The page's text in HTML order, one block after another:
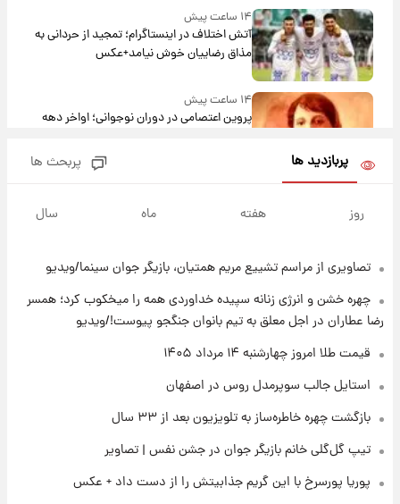
۱۴ ساعت پیش
آتش اختلاف در اینستاگرام؛ تمجید از حردانی به
مذاق رضاییان خوش نیامد+عکس
۱۴ ساعت پیش
پروین اعتصامی در دوران نوجوانی؛ اواخر دهه
هسته‌ای در آسمان ظاهر شد
۱۵ ساعت پیش
کرد
۱۶ ساعت پیش
۱۴۰۵/ نرخ‌ها ثابت ماند؟ +جدول
علی مطهری: اجرای کامل تفاهم‌نامه اسلام‌آباد،
پربازدید ها پربحث ها
روز هفته ماه سال
تصاویری از مراسم تشییع مریم همتیان، بازیگر جوان سینما/ویدیو
چهره خشن و انرژی زنانه سپیده خداوردی همه را میخکوب کرد؛ همسر
رضا عطاران در اجل معلق به تیم بانوان جنگجو پیوست!/ویدیو
قیمت طلا امروز چهارشنبه ۱۴ مرداد ۱۴۰۵
استایل جالب سوپرمدل روس در اصفهان
بازگشت چهره خاطره‌ساز به تلویزیون بعد از ۳۳ سال
تیپ گل‌گلی خانم بازیگر جوان در جشن نفس | تصاویر
پوریا پورسرخ با این گریم جذابیتش را از دست داد + عکس